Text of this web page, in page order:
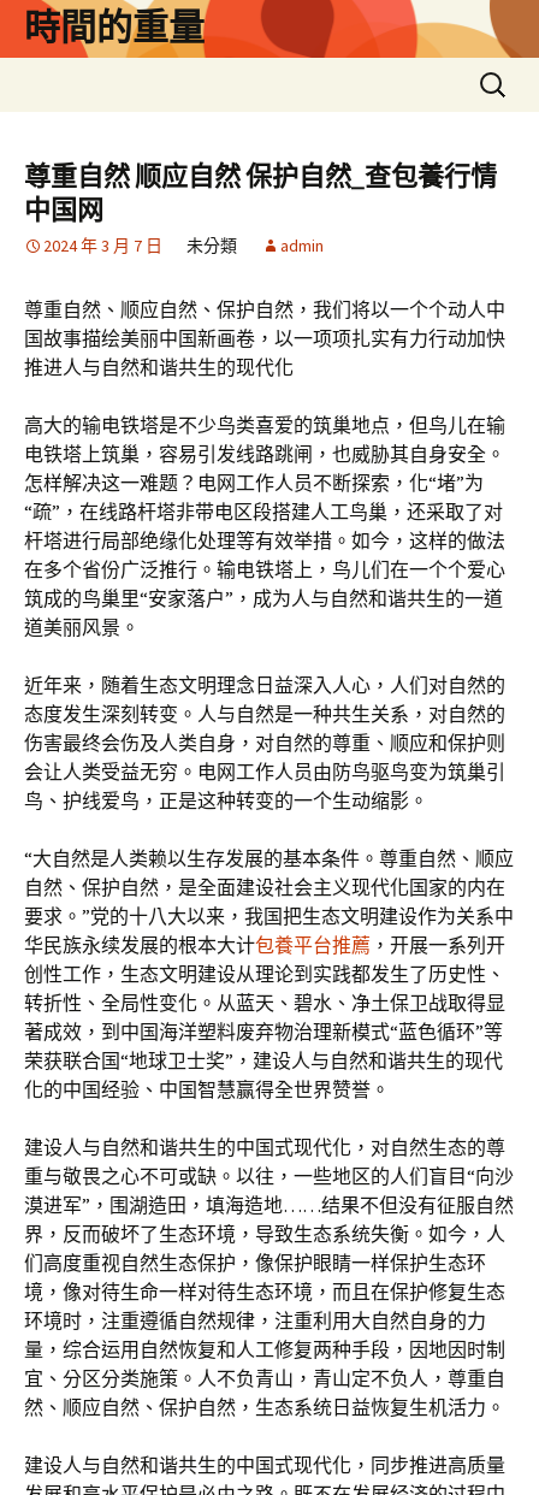
時間的重量
搜
尋
鍵
字:
尊重自然 顺应自然 保护自然_查包養行情
中国网
2024 年 3 月 7 日 未分類 admin
尊重自然、顺应自然、保护自然，我们将以一个个动人中
国故事描绘美丽中国新画卷，以一项项扎实有力行动加快
推进人与自然和谐共生的现代化
高大的输电铁塔是不少鸟类喜爱的筑巢地点，但鸟儿在输
电铁塔上筑巢，容易引发线路跳闸，也威胁其自身安全。
怎样解决这一难题？电网工作人员不断探索，化“堵”为
“疏”，在线路杆塔非带电区段搭建人工鸟巢，还采取了对
杆塔进行局部绝缘化处理等有效举措。如今，这样的做法
在多个省份广泛推行。输电铁塔上，鸟儿们在一个个爱心
筑成的鸟巢里“安家落户”，成为人与自然和谐共生的一道
道美丽风景。
近年来，随着生态文明理念日益深入人心，人们对自然的
态度发生深刻转变。人与自然是一种共生关系，对自然的
伤害最终会伤及人类自身，对自然的尊重、顺应和保护则
会让人类受益无穷。电网工作人员由防鸟驱鸟变为筑巢引
鸟、护线爱鸟，正是这种转变的一个生动缩影。
“大自然是人类赖以生存发展的基本条件。尊重自然、顺应
自然、保护自然，是全面建设社会主义现代化国家的内在
要求。”党的十八大以来，我国把生态文明建设作为关系中
华民族永续发展的根本大计包養平台推薦 ，开展一系列开
创性工作，生态文明建设从理论到实践都发生了历史性、
转折性、全局性变化。从蓝天、碧水、净土保卫战取得显
著成效，到中国海洋塑料废弃物治理新模式“蓝色循环”等
荣获联合国“地球卫士奖”，建设人与自然和谐共生的现代
化的中国经验、中国智慧赢得全世界赞誉。
建设人与自然和谐共生的中国式现代化，对自然生态的尊
重与敬畏之心不可或缺。以往，一些地区的人们盲目“向沙
漠进军”，围湖造田，填海造地……结果不但没有征服自然
界，反而破坏了生态环境，导致生态系统失衡。如今，人
们高度重视自然生态保护，像保护眼睛一样保护生态环
境，像对待生命一样对待生态环境，而且在保护修复生态
环境时，注重遵循自然规律，注重利用大自然自身的力
量，综合运用自然恢复和人工修复两种手段，因地因时制
宜、分区分类施策。人不负青山，青山定不负人，尊重自
然、顺应自然、保护自然，生态系统日益恢复生机活力。
建设人与自然和谐共生的中国式现代化，同步推进高质量